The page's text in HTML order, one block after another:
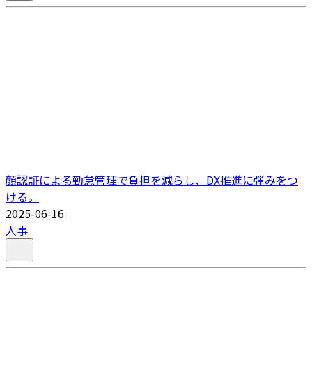
顔認証による勤怠管理で負担を減らし、DX推進に弾みをつ
ける。
2025-06-16
人事